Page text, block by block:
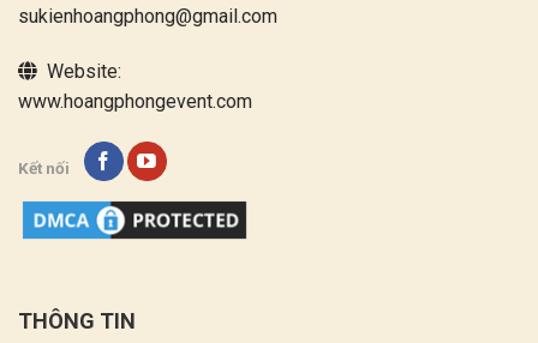
sukienhoangphong@gmail.com
Website:
www.hoangphongevent.com
Kết nối
THÔNG TIN